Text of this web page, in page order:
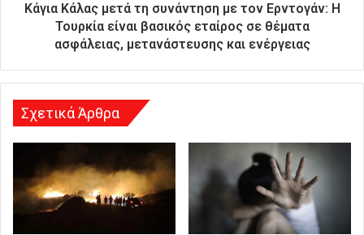
η
Κάγια Κάλας μετά τη συνάντηση με τον Ερντογάν: Η
Τουρκία είναι βασικός εταίρος σε θέματα
ασφάλειας, μετανάστευσης και ενέργειας
Σχετικά Άρθρα